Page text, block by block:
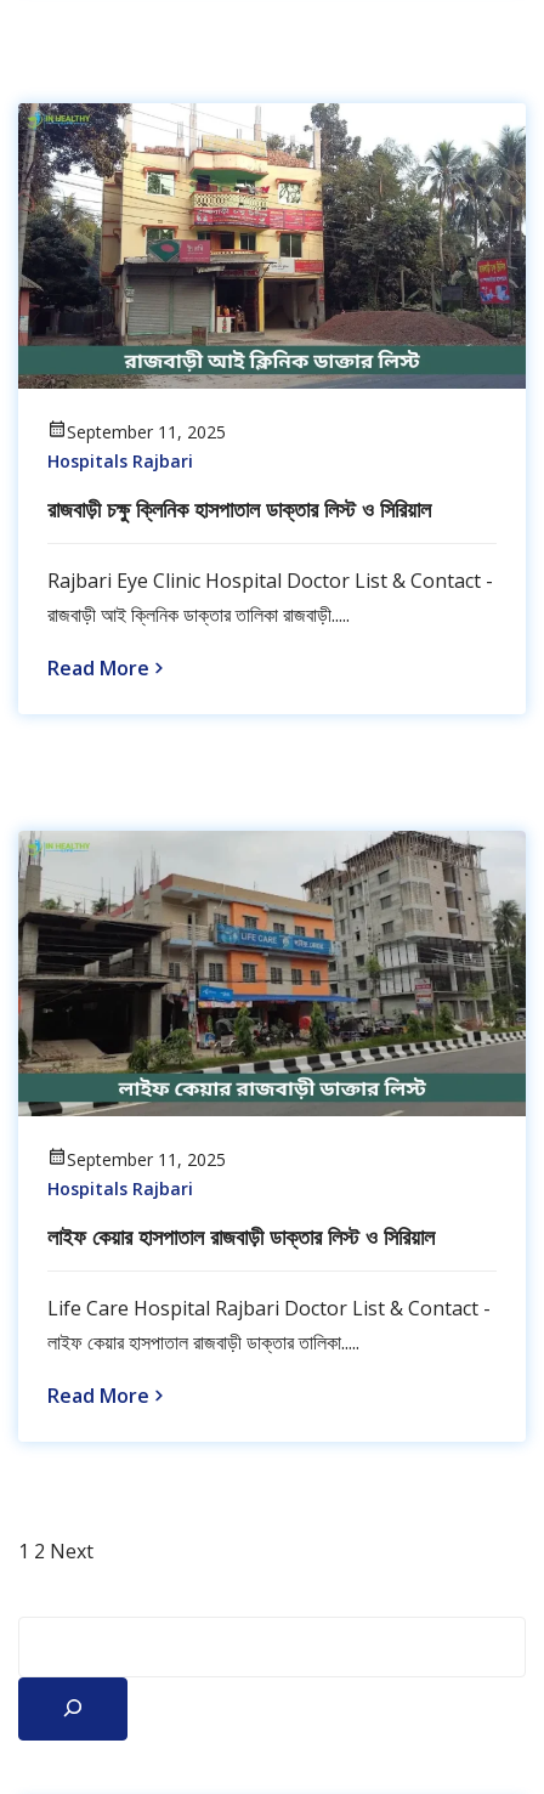
September 11, 2025
Hospitals Rajbari
রাজবাড়ী চক্ষু ক্লিনিক হাসপাতাল ডাক্তার লিস্ট ও সিরিয়াল
Rajbari Eye Clinic Hospital Doctor List & Contact -
রাজবাড়ী আই ক্লিনিক ডাক্তার তালিকা রাজবাড়ী.....
Read More
September 11, 2025
Hospitals Rajbari
লাইফ কেয়ার হাসপাতাল রাজবাড়ী ডাক্তার লিস্ট ও সিরিয়াল
Life Care Hospital Rajbari Doctor List & Contact -
লাইফ কেয়ার হাসপাতাল রাজবাড়ী ডাক্তার তালিকা.....
Read More
Posts
Page
1 Page
2 Next